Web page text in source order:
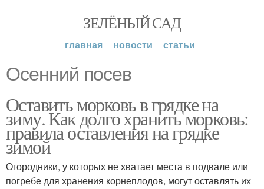
ЗЕЛЁНЫЙ САД
главная новости статьи
Осенний посев
Оставить морковь в грядке на
зиму. Как долго хранить морковь:
правила оставления на грядке
зимой
Огородники, у которых не хватает места в подвале или
погребе для хранения корнеплодов, могут оставлять их